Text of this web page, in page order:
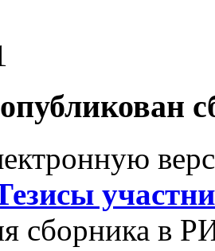
сборника в